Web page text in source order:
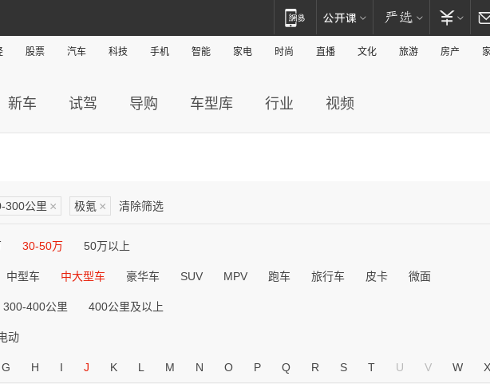
股票 汽车 科技 手机 智能 家电 时尚 直播 文化 旅游 房产
新车 试驾 导购 车型库 行业 视频
300公里 × 极氪 × 清除筛选
30-50万 50万以上
中型车 中大型车 豪华车 SUV MPV 跑车 旅行车 皮卡 微面
300-400公里 400公里及以上
动
G H I J K L M N O P Q R S T U V W X